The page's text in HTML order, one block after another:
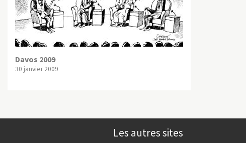
Davos 2009
30 janvier 2009
Les autres sites